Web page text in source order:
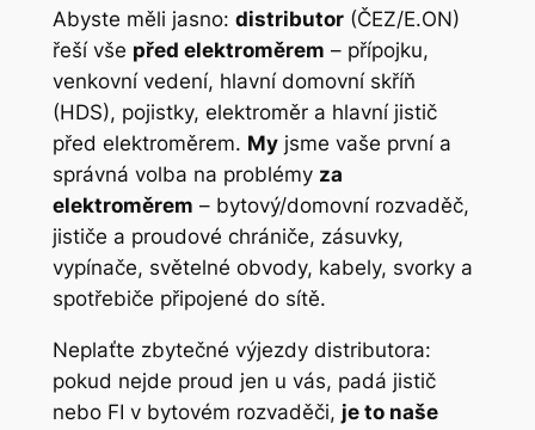
Abyste měli jasno: distributor(ČEZ/E.ON)
řeší vše před elektroměrem – přípojku,
venkovní vedení, hlavní domovní skříň
(HDS), pojistky, elektroměr a hlavní jistič
před elektroměrem. Myjsme vaše první a
správná volba na problémy za
elektroměrem – bytový/domovní rozvaděč,
jističe a proudové chrániče, zásuvky,
vypínače, světelné obvody, kabely, svorky a
spotřebiče připojené do sítě.
Neplaťte zbytečné výjezdy distributora:
pokud nejde proud jen u vás, padá jistič
nebo FI v bytovém rozvaděči, je to naše